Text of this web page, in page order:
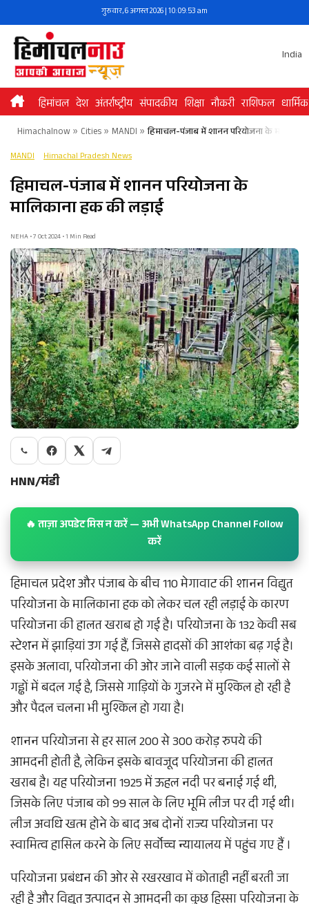
to
content
गुरुवार, 6 अगस्त 2026 | 10:09:53 am
India
हिमांचल देश अंतर्राष्ट्रीय संपादकीय शिक्षा नौकरी राशिफल धार्मिक
Himachalnow» Cities» MANDI » हिमाचल-पंजाब में शानन परियोजना के
MANDI Himachal Pradesh News
हिमाचल-पंजाब में शानन परियोजना के
मालिकाना हक की लड़ाई
NEHA • 7 Oct 2024 • 1 Min Read
HNN/मंडी
🔥 ताज़ा अपडेट मिस न करें — अभी WhatsApp Channel Follow
करें
हिमाचल प्रदेश और पंजाब के बीच 110 मेगावाट की शानन विद्युत
परियोजना के मालिकाना हक को लेकर चल रही लड़ाई के कारण
परियोजना की हालत खराब हो गई है। परियोजना के 132 केवी सब
स्टेशन में झाड़ियां उग गई हैं, जिससे हादसों की आशंका बढ़ गई है।
इसके अलावा, परियोजना की ओर जाने वाली सड़क कई सालों से
गड्ढों में बदल गई है, जिससे गाड़ियों के गुजरने में मुश्किल हो रही है
और पैदल चलना भी मुश्किल हो गया है।
शानन परियोजना से हर साल 200 से 300 करोड़ रुपये की
आमदनी होती है, लेकिन इसके बावजूद परियोजना की हालत
खराब है। यह परियोजना 1925 में ऊहल नदी पर बनाई गई थी,
जिसके लिए पंजाब को 99 साल के लिए भूमि लीज पर दी गई थी।
लीज अवधि खत्म होने के बाद अब दोनों राज्य परियोजना पर
स्वामित्व हासिल करने के लिए सर्वोच्च न्यायालय में पहुंच गए हैं ।
परियोजना प्रबंधन की ओर से रखरखाव में कोताही नहीं बरती जा